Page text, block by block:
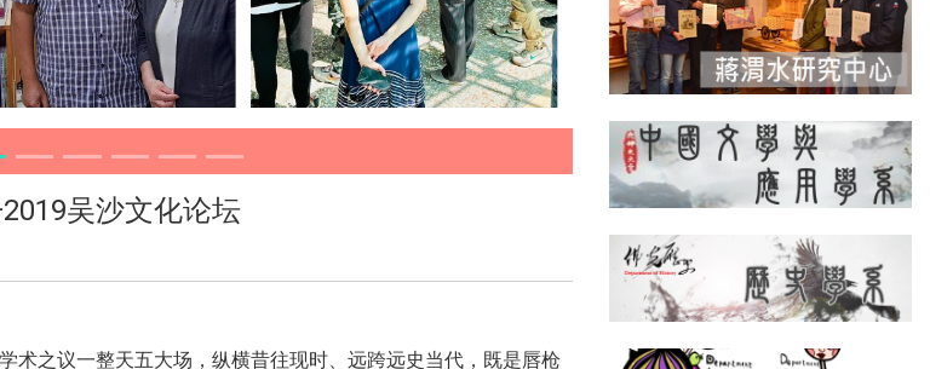
吴沙文化论坛
术之议一整天五大场，纵横昔往现时、远跨远史当代，既是唇枪